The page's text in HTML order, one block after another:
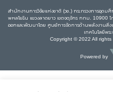
สำนักงานการวิจัยแห่งชาติ (วช.) กระทรวงการอุด
พหลโยธิน แขวงลาดยาว เขตจตุจักร กทม. 10900
ออกและพัฒนาโดย ศูนย์การจัดการด้านพลังงานสิ่
เทคโนโลยีพร
Copyright © 2022 All
Powered by